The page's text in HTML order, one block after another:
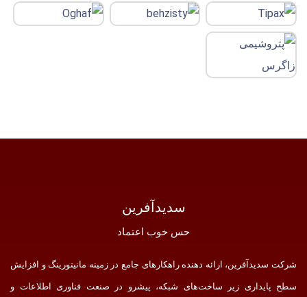
سدید‌آفرین
حس خوب اعتماد
سدید‌آفرین، ارائه دهنده راهکارهای جامع در زمینه مانیتورینگ و افزایش
پایداری زیر ساخت‌های شبکه، پیشرو در صنعت فناوری اطلاعات و